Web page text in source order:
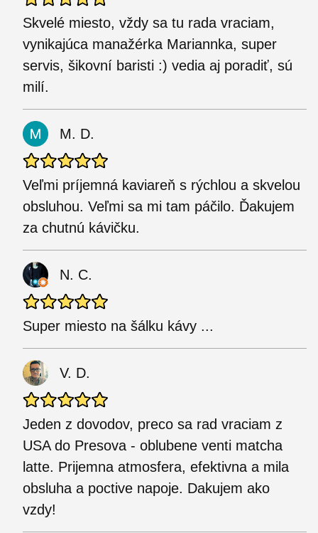
Skvelé miesto, vždy sa tu rada vraciam,
vynikajúca manažérka Mariannka, super
servis, šikovní baristi :) vedia aj poradiť, sú
milí.
M. D.
Veľmi príjemná kaviareň s rýchlou a skvelou
obsluhou. Veľmi sa mi tam páčilo. Ďakujem
za chutnú kávičku.
N. C.
Super miesto na šálku kávy ...
V. D.
Jeden z dovodov, preco sa rad vraciam z
USA do Presova - oblubene venti matcha
latte. Prijemna atmosfera, efektivna a mila
obsluha a poctive napoje. Dakujem ako
vzdy!